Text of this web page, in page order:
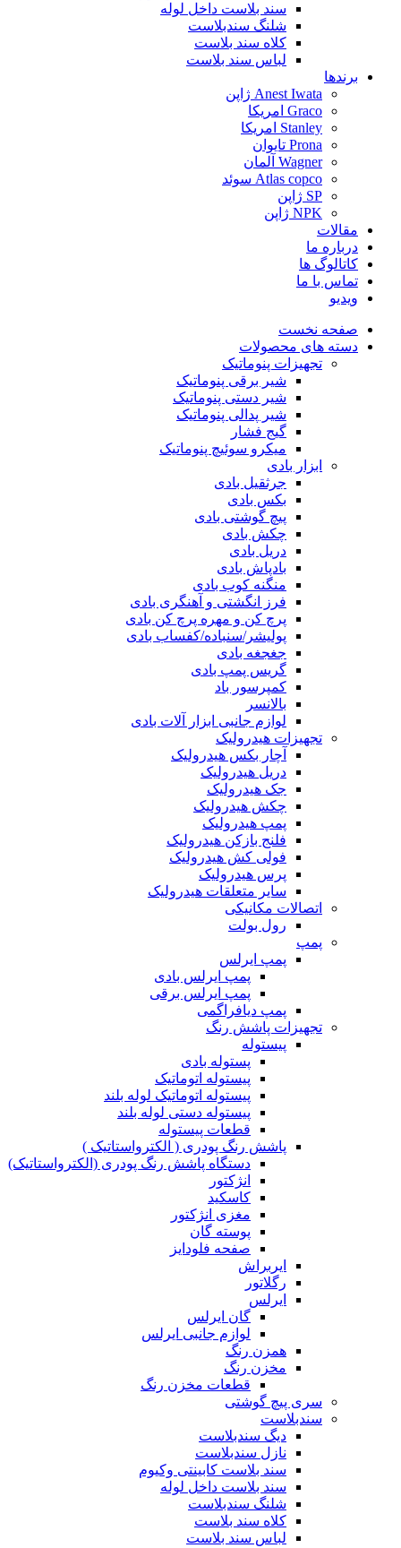
سند بلاست داخل لوله
شلنگ سندبلاست
کلاه سند بلاست
لباس سند بلاست
برندها
Anest Iwata ژاپن
Graco امریکا
Stanley امریکا
Prona تایوان
Wagner آلمان
Atlas copco سوئد
SP ژاپن
NPK ژاپن
مقالات
درباره ما
کاتالوگ ها
تماس با ما
ویدیو
صفحه نخست
دسته های محصولات
تجهیزات پنوماتیک
شیر برقی پنوماتیک
شیر دستی پنوماتیک
شیر پدالی پنوماتیک
گیج فشار
میکرو سوئیچ پنوماتیک
ابزار بادی
جرثقیل بادی
بکس بادی
پیچ گوشتی بادی
چکش بادی
دریل بادی
بادپاش بادی
منگنه کوب بادی
فرز انگشتی و آهنگری بادی
پرچ کن و مهره پرچ کن بادی
پولیشر/سنباده/کفساب بادی
جغجغه بادی
گریس پمپ بادی
کمپرسور باد
بالانسر
لوازم جانبی ابزار آلات بادی
تجهیزات هیدرولیک
آچار بکس هیدرولیک
دریل هیدرولیک
جک هیدرولیک
چکش هیدرولیک
پمپ هیدرولیک
فلنج بازکن هیدرولیک
فولی کش هیدرولیک
پرس هیدرولیک
سایر متعلقات هیدرولیک
اتصالات مکانیکی
رول بولت
پمپ
پمپ ایرلس
پمپ ایرلس بادی
پمپ ایرلس برقی
پمپ دیافراگمی
تجهیزات پاشش رنگ
پیستوله
پستوله بادی
پیستوله اتوماتیک
پیستوله اتوماتیک لوله بلند
پیستوله دستی لوله بلند
قطعات پیستوله
پاشش رنگ پودری ( الکترواستاتیک )
دستگاه پاشش رنگ پودری (الکترواستاتیک)
انژکتور
کاسکید
مغزی انژکتور
پوسته گان
صفحه فلودایز
ایربراش
رگلاتور
ایرلس
گان ایرلس
لوازم جانبی ایرلس
همزن رنگ
مخزن رنگ
قطعات مخزن رنگ
سری پیچ گوشتی
سندبلاست
دیگ سندبلاست
نازل سندبلاست
سند بلاست کابینتی وکیوم
سند بلاست داخل لوله
شلنگ سندبلاست
کلاه سند بلاست
لباس سند بلاست